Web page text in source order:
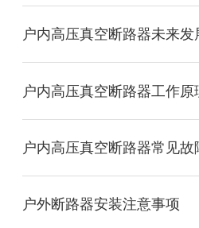
户内高压真空断路器未来发
户内高压真空断路器工作原
户内高压真空断路器常见故
户外断路器安装注意事项